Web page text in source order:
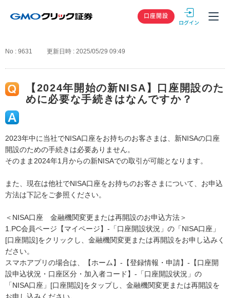
GMOクリック
口座開設
No : 9631 更新日時 : 2025/05/29 09:49
【2024年開始の新NISA】口座開設のた
めに必要な手続きはなんですか？
2023年中に当社でNISA口座をお持ちのお客さまは、新NISAの口座
開設のための手続きは必要ありません。
そのまま2024年1月からの新NISAでの取引が可能となります。
また、現在は他社でNISA口座をお持ちのお客さまについて、お申込
方法は下記をご参照ください。
＜NISA口座 金融機関変更または再開設のお申込方法＞
1.PC会員ページ【マイページ】‐「口座開設状況」の「NISA口座」
[口座開設]をクリックし、金融機関変更または再開設をお申し込みく
ださい。
スマホアプリの場合は、【ホーム】-【登録情報・申請】-【口座開
設申込状況・口座区分・加入者コード】-「口座開設状況」の
「NISA口座」[口座開設]をタップし、金融機関変更または再開設を